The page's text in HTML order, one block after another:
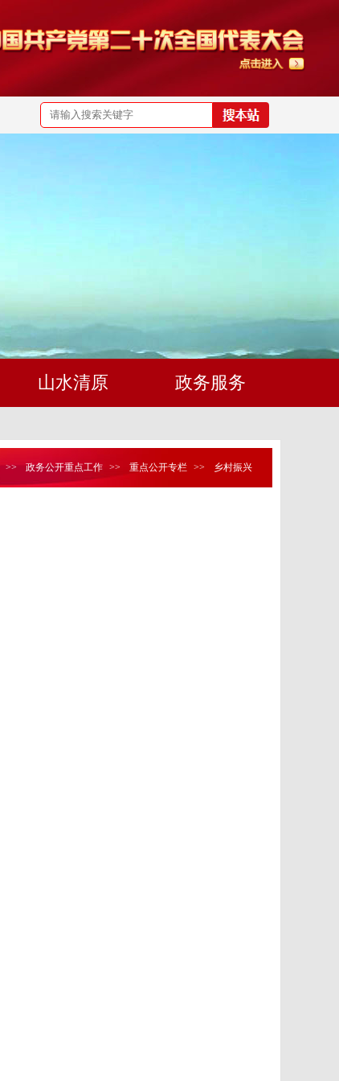
山水清原 政务服务
>> 政务公开重点工作 >> 重点公开专栏 >> 乡村振兴